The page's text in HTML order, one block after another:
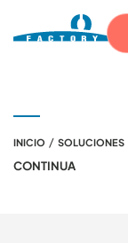
INICIO / SOLUCIONES
CONTINUA